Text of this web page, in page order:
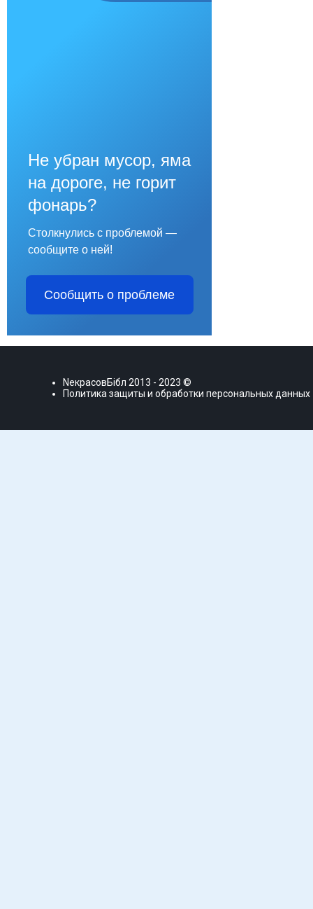
Не убран мусор, яма
на дороге, не горит
фонарь?
Столкнулись с проблемой —
сообщите о ней!
Сообщить о проблеме
NекрасовБiбл 2013 - 2023 ©
Политика защиты и обработки персональных данных